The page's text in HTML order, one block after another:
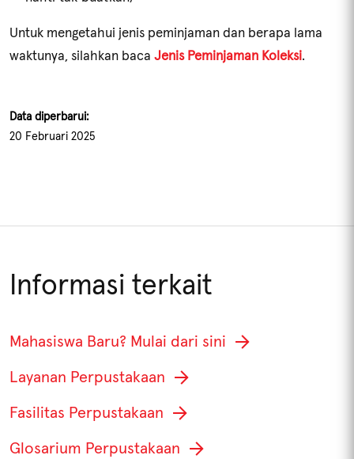
Untuk mengetahui jenis peminjaman dan berapa lama
waktunya, silahkan baca Jenis Peminjaman Koleksi.
Data diperbarui:
20 Februari 2025
Informasi terkait
Mahasiswa Baru? Mulai dari sini
Layanan Perpustakaan
Fasilitas Perpustakaan
Glosarium Perpustakaan
KOLEKSI PERPUSTAKAAN
KRITERIA